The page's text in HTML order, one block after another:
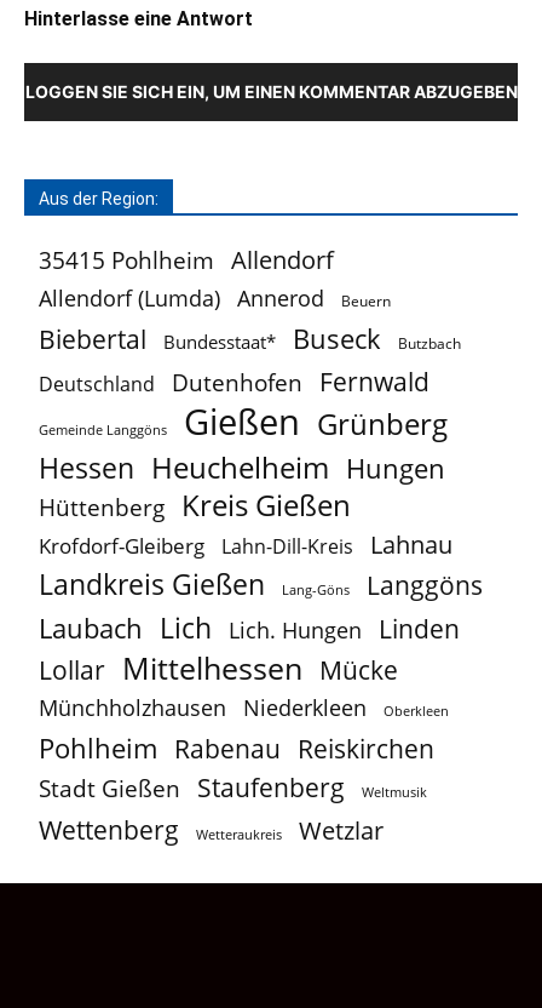
Hinterlasse eine Antwort
LOGGEN SIE SICH EIN, UM EINEN KOMMENTAR ABZUGEBEN
Aus der Region:
35415 Pohlheim Allendorf
Allendorf (Lumda) Annerod Beuern
Biebertal Bundesstaat* Buseck Butzbach
Deutschland Dutenhofen Fernwald
Gemeinde Langgöns Gießen Grünberg
Hessen Heuchelheim Hungen
Hüttenberg Kreis Gießen
Krofdorf-Gleiberg Lahn-Dill-Kreis Lahnau
Landkreis Gießen Lang-Göns Langgöns
Laubach Lich Lich. Hungen
Linden
Lollar Mittelhessen Mücke
Münchholzhausen Niederkleen Oberkleen
Pohlheim Rabenau Reiskirchen
Stadt Gießen Staufenberg Weltmusik
Wettenberg Wetteraukreis Wetzlar